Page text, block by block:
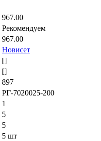
967.00
Рекомендуем
967.00
Новисет
[]
[]
897
РГ-7020025-200
1
5
5
5 шт